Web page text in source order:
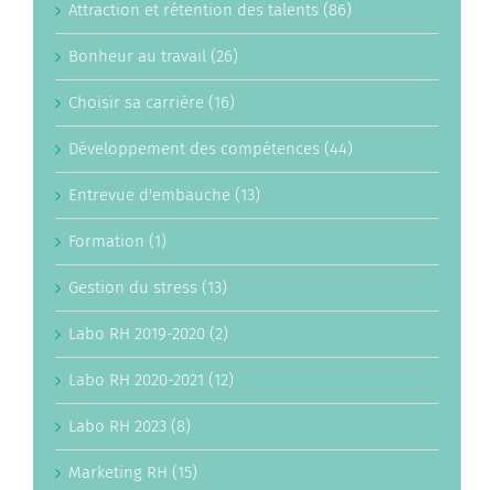
Attraction et rétention des talents (86)
Bonheur au travail (26)
Choisir sa carrière (16)
Développement des compétences (44)
Entrevue d'embauche (13)
Formation (1)
Gestion du stress (13)
Labo RH 2019-2020 (2)
Labo RH 2020-2021 (12)
Labo RH 2023 (8)
Marketing RH (15)